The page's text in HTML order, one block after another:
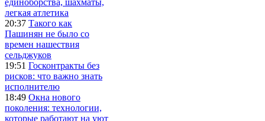
легкая атлетика
20:37 Такого как
Пашинян не было со
времен нашествия
сельджуков
19:51 Госконтракты без
рисков: что важно знать
исполнителю
18:49 Окна нового
поколения: технологии,
которые работают на уют